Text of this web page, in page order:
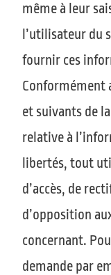
même à leur
l’utilisateur du
fournir ces
Conformément
et suivants de
relative à
libertés, tout
d’accès, de
d’opposition
concernant.
demande par